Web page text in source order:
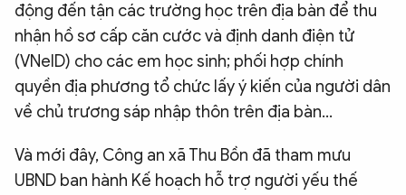
động đến tận các trường học trên địa bàn để thu
nhận hồ sơ cấp căn cước và định danh điện tử
(VNeID) cho các em học sinh; phối hợp chính
quyền địa phương tổ chức lấy ý kiến của người dân
về chủ trương sáp nhập thôn trên địa bàn…
Và mới đây, Công an xã Thu Bồn đã tham mưu
UBND ban hành Kế hoạch hỗ trợ người yếu thế